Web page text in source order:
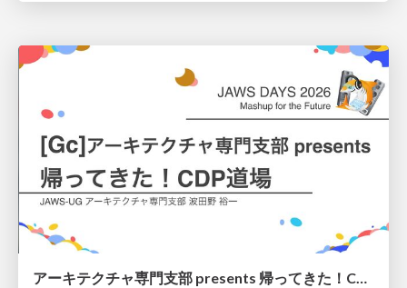
アーキテクチャ専門支部 presents 帰ってきた！CDP道場 (解説編)/ 20260307-jaws-days-architecture-dojo-secure